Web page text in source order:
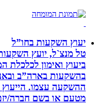
יעוץ השקעות בחו”ל
טל מנצ`ל, יועץ השקעות
ביעוץ ואימון לכלכלת
בהשקעות בארה”ב
ההשקעה עצמו. הייעוץ הינו
מטעם או בשם חברה/יזם